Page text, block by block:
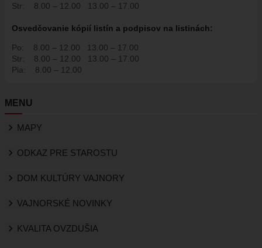
Str:
8.00 – 12.00 13.00 – 17.00
Osvedčovanie kópií listín a podpisov na listinách:
Po: 8.00 – 12.00
13.00 – 17.00
Str:
8.00 – 12.00
13.00 – 17.00
Pia:
8.00 – 12.00
MENU
MAPY
ODKAZ PRE STAROSTU
DOM KULTÚRY VAJNORY
VAJNORSKÉ NOVINKY
KVALITA OVZDUŠIA